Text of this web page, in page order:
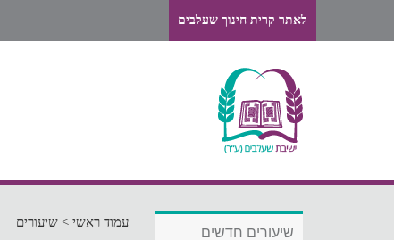
לאתר קרית חינוך שעלבים
שיעורים חדשים
עמוד ראשי > שיעורים